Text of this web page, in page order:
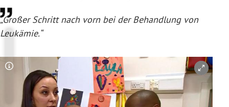
„Großer Schritt nach vorn bei der Behandlung von
Leukämie.“
Copyright-Hinweis öffnen/schließen